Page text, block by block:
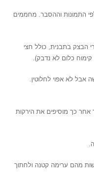
התמונות וההסבר. מחממים
הבצק בתבנית, כולל חצי
כלום לא נדבק).
שהוא קשה אבל לא אפוי לחלוטין.
אחר כך מוסיפים את הירקות
מהם ערימה קטנה ולחתוך